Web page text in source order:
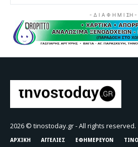
2026 © tinostoday.gr - All rights reserved.
ΑΡΧΙΚΗ ΑΓΓΕΛΙΕΣ ΕΦΗΜΕΡΕΥΟΝ